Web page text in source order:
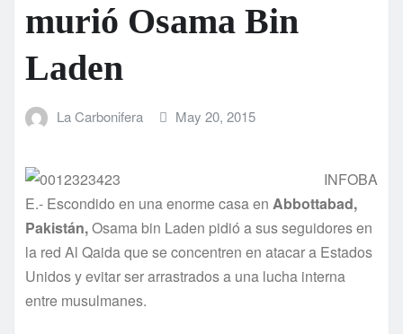
murió Osama Bin
Laden
La Carbonifera May 20, 2015
INFOBA
E.- Escondido en una enorme casa en Abbottabad,
Pakistán,Osama bin Laden pidió a sus seguidores en
la red Al Qaida que se concentren en atacar a Estados
Unidos y evitar ser arrastrados a una lucha interna
entre musulmanes.